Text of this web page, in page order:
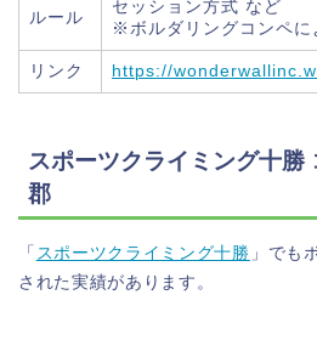
ルール
セッション方式 など
※ボルダリングコンペに
リンク https://
スポーツクライミング十勝
郡
「 スポーツクライミング十勝 」でも
された実績があります。